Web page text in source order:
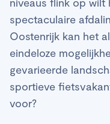
niveaus flink op wilt
spectaculaire
Oostenrijk kan het
eindeloze
gevarieerde
sportieve
voor?